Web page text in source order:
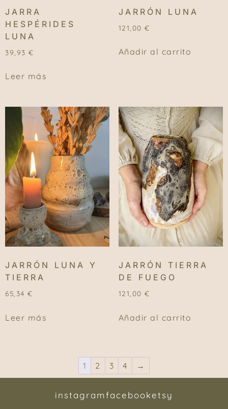
JARRA
HESPÉRIDES
LUNA
39,93 €
Leer más
JARRÓN LUNA
121,00€
Añadir al carrito
JARRÓN LUNA Y
TIERRA
65,34 €
Leer más
JARRÓN TIERRA
DE FUEGO
121,00€
Añadir al carrito
1 2 3 4 →
instagramfacebooketsy